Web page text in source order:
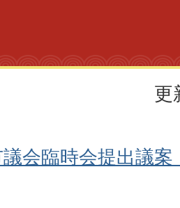
更
会臨時会提出議